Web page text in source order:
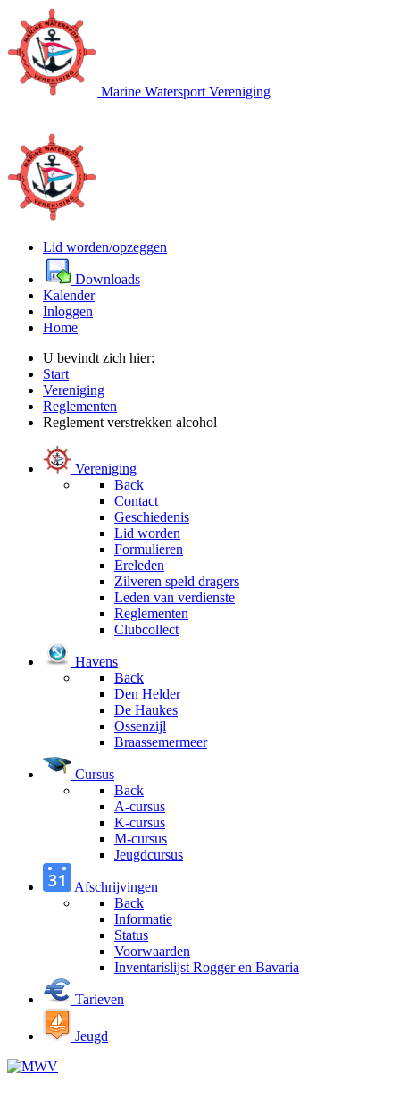
Marine Watersport Vereniging
Lid worden/opzeggen
Downloads
Kalender
Inloggen
Home
U bevindt zich hier:
Start
Vereniging
Reglementen
Reglement verstrekken alcohol
Vereniging
Back
Contact
Geschiedenis
Lid worden
Formulieren
Ereleden
Zilveren speld dragers
Leden van verdienste
Reglementen
Clubcollect
Havens
Back
Den Helder
De Haukes
Ossenzijl
Braassemermeer
Cursus
Back
A-cursus
K-cursus
M-cursus
Jeugdcursus
Afschrijvingen
Back
Informatie
Status
Voorwaarden
Inventarislijst Rogger en Bavaria
Tarieven
Jeugd